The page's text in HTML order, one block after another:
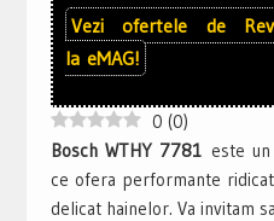
Vezi ofertele de
la eMAG!
0 (0)
Bosch WTHY 7781 este
ce ofera performante
delicat hainelor. Va invitam